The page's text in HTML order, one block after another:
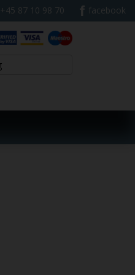
+45 87 10 98 70 facebook